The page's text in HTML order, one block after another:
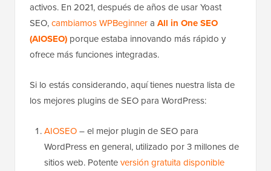
activos. En 2021, después de años de usar Yoast
SEO,cambiamos WPBeginnera All in One SEO
(AIOSEO) porque estaba innovando más rápido y
ofrece más funciones integradas.
Si lo estás considerando, aquí tienes nuestra lista de
los mejores plugins de SEO para WordPress:
AIOSEO– el mejor plugin de SEO para
WordPress en general, utilizado por 3 millones de
sitios web. Potenteversión gratuita disponible